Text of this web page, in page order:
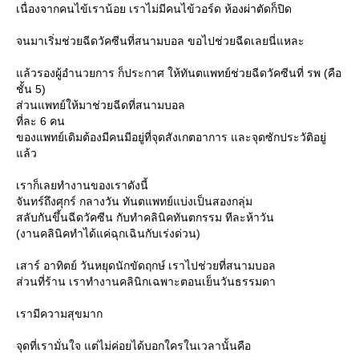
เนื่องจากคนไข้เราน้อย เราไม่มีคนไข้วอร์ด ห้องผ่าตัดก็ปิด
จนมาเริ่มช่วยฉีดวัคซีนที่สนามบอล ขอไปช่วยฉีดเลยนี่แหละ
ล้วรองผู้อำนวยการ ก็ประกาศ ให้ทันตแพทย์ช่วยฉีดวัคซีนที่ รพ (คือ
ชั้น 5)
ส่วนแพทย์ให้มาช่วยฉีดที่สนามบอล
ที่ละ 6 คน
ของแพทย์เดิมต้องมีคนมีอยู่ที่จุดสังเกตอาการ และจุดซักประวัติอยู่
ล้ว
เราก็เลยทำงานของเราดังนี้
จันทร์ถึงศุกร์ กลางวัน ทันตแพทย์แบ่งเป็นสองกลุ่ม
สลับกันขึ้นฉีดวัคซีน กับทำคลินิคทันตกรรม ทีละห้าวัน
(งานคลินิคทำได้แค่ฉุกเฉินกับเร่งด่วน)
เสาร์ อาทิตย์ วันหยุดนักขัดฤกษ์ เราไปช่วยที่สนามบอล
ส่วนที่ร้าน เราทำงานคลินิกเฉพาะตอนเย็นวันธรรมดา
เรามีความสุขมาก
จุดที่เรามั่นใจ แต่ไม่ค่อยได้บอกใครในเวลานั้นคือ